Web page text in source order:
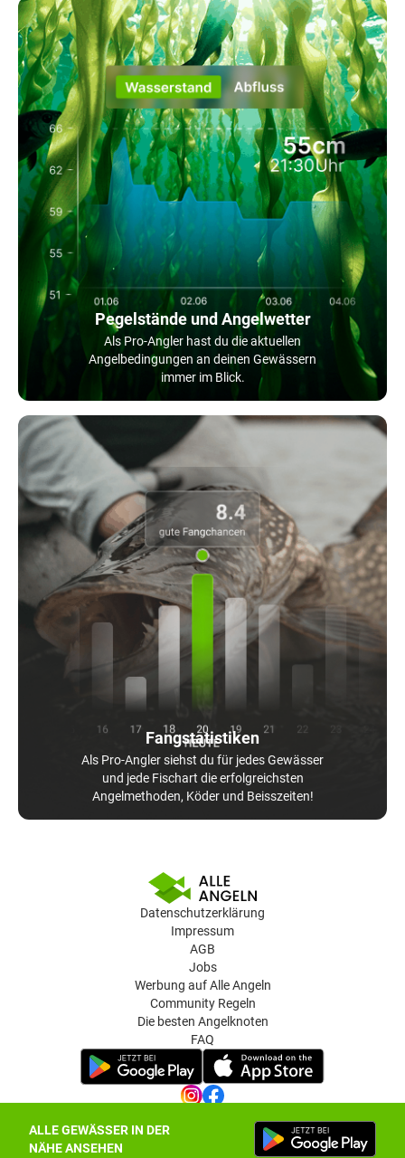
ALLE GEWÄSSER IN DER
NÄHE ANSEHEN
Pegelstände und Angelwetter
Als Pro-Angler hast du die aktuellen
Angelbedingungen an deinen Gewässern
immer im Blick.
Fangstatistiken
Als Pro-Angler siehst du für jedes Gewässer
und jede Fischart die erfolgreichsten
Angelmethoden, Köder und Beisszeiten!
Datenschutzerklärung
Impressum
AGB
Jobs
Werbung auf Alle Angeln
Community Regeln
Die besten Angelknoten
FAQ
Datenschutz-Einstellungen